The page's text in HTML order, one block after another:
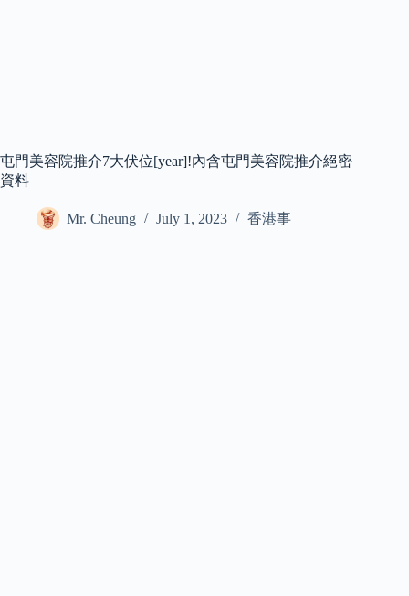
屯門美容院推介7大伏位[year]!內含屯門美容院推介絕密
資料
Mr. Cheung July 1, 2023 香港事